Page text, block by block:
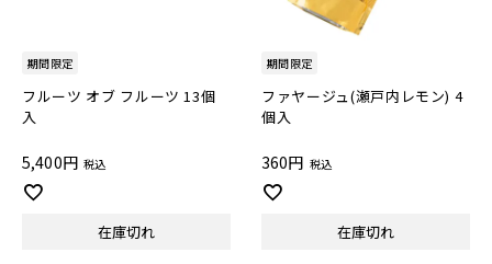
期間限定
フルーツ オブ フルーツ 13個
入
5,400 税込
在庫切れ
期間限定
ファヤージュ(瀬戸内レモン) 4
個入
360 税込
在庫切れ